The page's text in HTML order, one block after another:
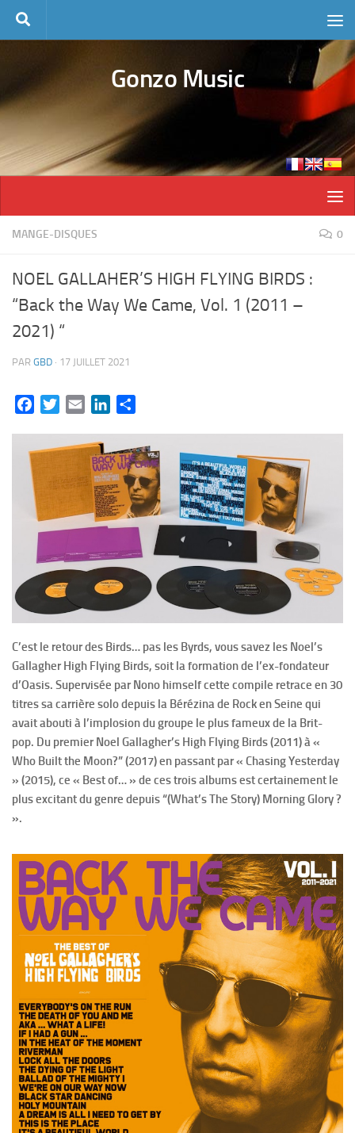
Skip to content
Gonzo Music
MANGE-DISQUES 0
NOEL GALLAHER’S HIGH FLYING BIRDS :
“Back the Way We Came, Vol. 1 (2011 –
2021) “
PAR GBD · 17 JUILLET 2021
FacebookTwitterEmail LinkedIn
C’est le retour des Birds… pas les Byrds, vous savez les Noel’s
Gallagher High Flying Birds, soit la formation de l’ex-fondateur
d’Oasis. Supervisée par Nono himself cette compile retrace en 30
titres sa carrière solo depuis la Bérézina de Rock en Seine qui
avait abouti à l’implosion du groupe le plus fameux de la Brit-
pop. Du premier Noel Gallagher’s High Flying Birds (2011) à «
Who Built the Moon?” (2017) en passant par « Chasing Yesterday
» (2015), ce « Best of… » de ces trois albums est certainement le
plus excitant du genre depuis “(What’s The Story) Morning Glory ?
».